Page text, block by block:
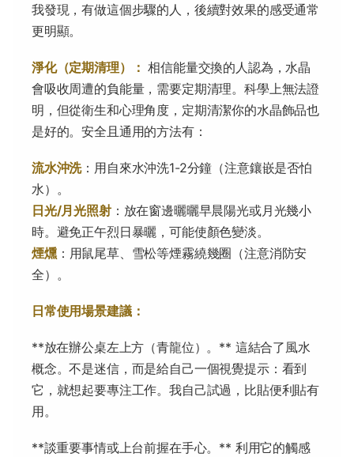
我發現，有做這個步驟的人，後續對效果的感受通常
更明顯。
淨化（定期清理）： 相信能量交換的人認為，水晶
會吸收周遭的負能量，需要定期清理。科學上無法證
明，但從衛生和心理角度，定期清潔你的水晶飾品也
是好的。安全且通用的方法有：
流水沖洗：用自來水沖洗1-2分鐘（注意鑲嵌是否怕
水）。
日光/月光照射：放在窗邊曬曬早晨陽光或月光幾小
時。避免正午烈日暴曬，可能使顏色變淡。
煙燻：用鼠尾草、雪松等煙霧繞幾圈（注意消防安
全）。
日常使用場景建議：
**放在辦公桌左上方（青龍位）。** 這結合了風水
概念。不是迷信，而是給自己一個視覺提示：看到
它，就想起要專注工作。我自己試過，比貼便利貼有
用。
**談重要事情或上台前握在手心。** 利用它的觸感